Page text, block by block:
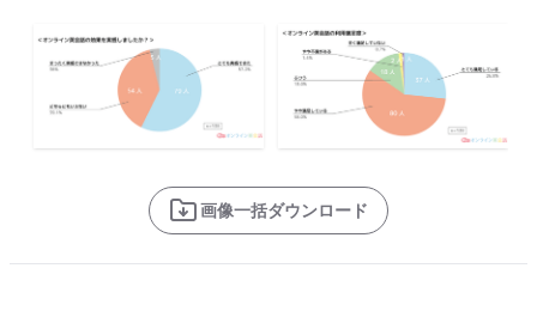
画像一括ダウンロード